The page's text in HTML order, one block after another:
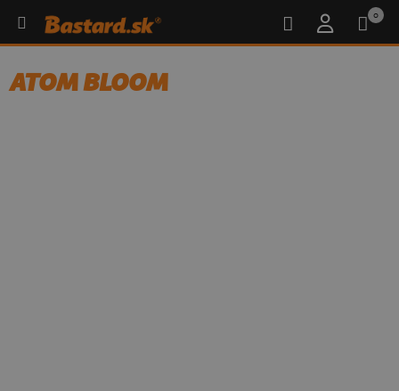
0
ATOM BLOOM